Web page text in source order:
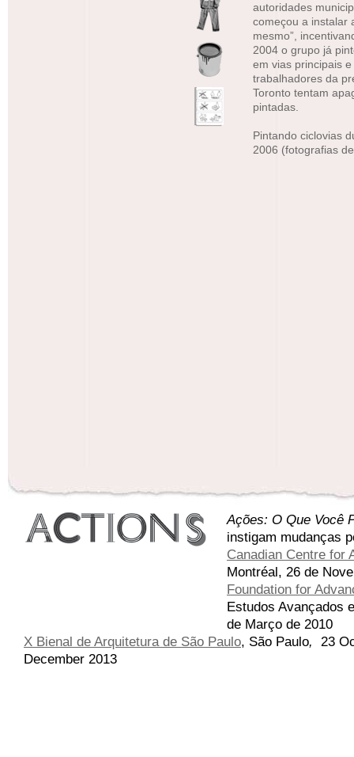
autoridades
começou a instalar
mesmo”,
2004 o grupo já
em vias principais
trabalhadores da
Toronto tentam
pintadas.
Pintando ciclovias
2006 (fotografias
Ações: O Que Você
instigam mudanças
Canadian Centre for
Montréal, 26 de
Foundation for
Estudos Avançados
de Março de 2010
X Bienal de Arquitetura de São Paulo, São Paulo,
23
December 2013